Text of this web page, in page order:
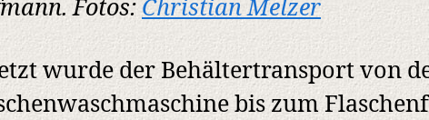
Fotos: Christian Melzer
wurde der Behältertransport von
bis zum